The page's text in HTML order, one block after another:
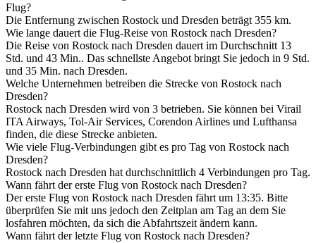
Flug?
Die Entfernung zwischen Rostock und Dresden beträgt 355 km.
Wie lange dauert die Flug-Reise von Rostock nach Dresden?
Die Reise von Rostock nach Dresden dauert im Durchschnitt 13
Std. und 43 Min.. Das schnellste Angebot bringt Sie jedoch in 9 Std.
und 35 Min. nach Dresden.
Welche Unternehmen betreiben die Strecke von Rostock nach
Dresden?
Rostock nach Dresden wird von 3 betrieben. Sie können bei Virail
ITA Airways, Tol-Air Services, Corendon Airlines und Lufthansa
finden, die diese Strecke anbieten.
Wie viele Flug-Verbindungen gibt es pro Tag von Rostock nach
Dresden?
Rostock nach Dresden hat durchschnittlich 4 Verbindungen pro Tag.
Wann fährt der erste Flug von Rostock nach Dresden?
Der erste Flug von Rostock nach Dresden fährt um 13:35. Bitte
überprüfen Sie mit uns jedoch den Zeitplan am Tag an dem Sie
losfahren möchten, da sich die Abfahrtszeit ändern kann.
Wann fährt der letzte Flug von Rostock nach Dresden?